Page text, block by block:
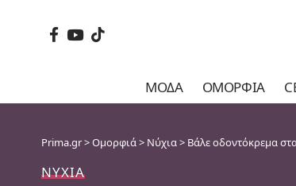
ΜΌΔΑ ΟΜΟΡΦΙΆ
Prima.gr>Ομορφιά> Νύχια> Βάλε οδοντόκρεμα
ΝΎΧΙΑ